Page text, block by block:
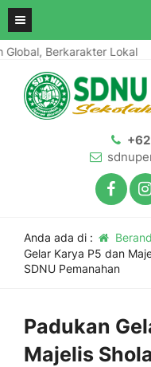
Berkarakter Lokal
Anda ada di :
Gelar Karya P5 dan
SDNU Pemanahan
Padukan
Majelis